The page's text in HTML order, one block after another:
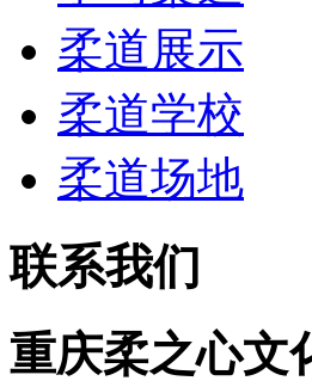
柔道展示
柔道学校
柔道场地
联系我们
重庆柔之心文